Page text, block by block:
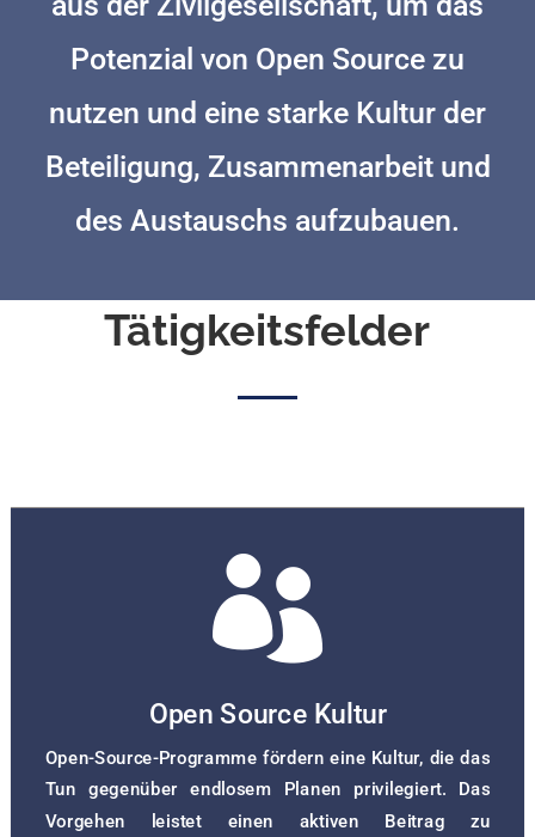
Potenzial von Open Source zu
nutzen und eine starke Kultur der
Beteiligung, Zusammenarbeit und
des Austauschs aufzubauen.
Tätigkeitsfelder

Open Source Kultur
Open-Source-Programme fördern eine Kultur, die das
Tun gegenüber endlosem Planen privilegiert. Das
Vorgehen leistet einen aktiven Beitrag zu